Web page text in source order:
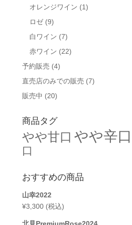
オレンジワイン (1)
ロゼ (9)
白ワイン (7)
赤ワイン (22)
予約販売 (4)
直売店のみでの販売 (7)
販売中 (20)
商品タグ
やや甘口 やや辛口
口
おすすめの商品
山幸2022
¥3,300 (税込)